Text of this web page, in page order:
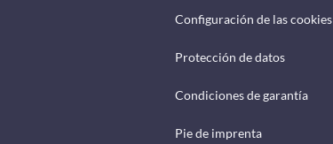
Configuración de las cookies
Protección de datos
Condiciones de garantía
Pie de imprenta